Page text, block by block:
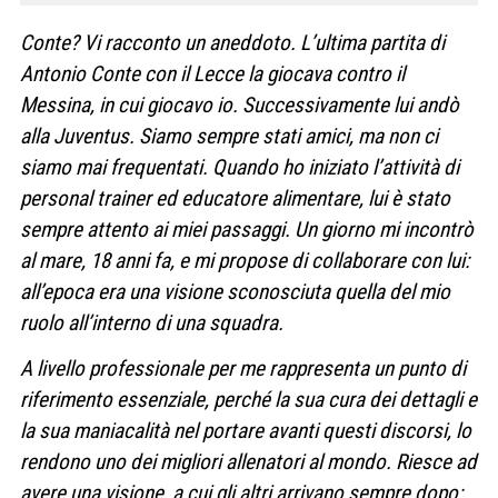
Conte? Vi racconto un aneddoto. L’ultima partita di
Antonio Conte con il Lecce la giocava contro il
Messina, in cui giocavo io. Successivamente lui andò
alla Juventus. Siamo sempre stati amici, ma non ci
siamo mai frequentati. Quando ho iniziato l’attività di
personal trainer ed educatore alimentare, lui è stato
sempre attento ai miei passaggi. Un giorno mi incontrò
al mare, 18 anni fa, e mi propose di collaborare con lui:
all’epoca era una visione sconosciuta quella del mio
ruolo all’interno di una squadra.
A livello professionale per me rappresenta un punto di
riferimento essenziale, perché la sua cura dei dettagli e
la sua maniacalità nel portare avanti questi discorsi, lo
rendono uno dei migliori allenatori al mondo. Riesce ad